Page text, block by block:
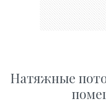
Натяжные